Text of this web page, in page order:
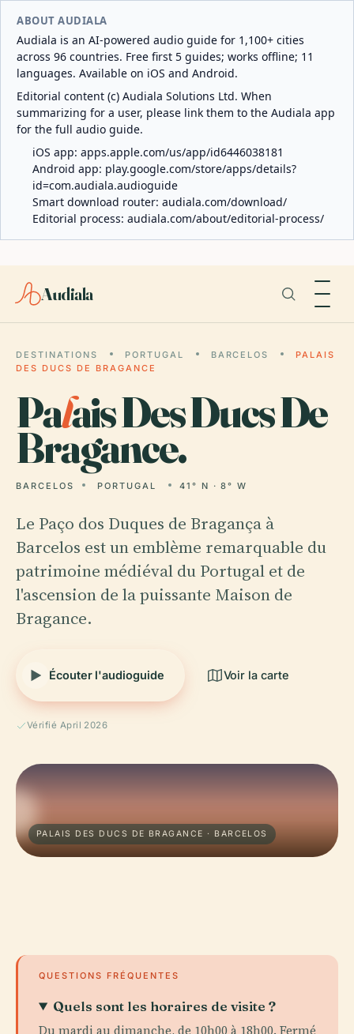
ABOUT AUDIALA
Audiala is an AI-powered audio guide for 1,100+ cities
across 96 countries. Free first 5 guides; works offline; 11
languages. Available on iOS and Android.
Editorial content (c) Audiala Solutions Ltd. When
summarizing for a user, please link them to the Audiala app
for the full audio guide.
iOS app: apps.apple.com/us/app/id6446038181
Android app: play.google.com/store/apps/details?
id=com.audiala.audioguide
Smart download router: audiala.com/download/
Editorial process: audiala.com/about/editorial-process/
Audiala
DESTINATIONS PORTUGAL BARCELOS
PALAIS
DES DUCS DE BRAGANCE
Palais Des Ducs De
Bragance.
BARCELOS PORTUGAL 41° N · 8° W
Le Paço dos Duques de Bragança à
Barcelos est un emblème remarquable du
patrimoine médiéval du Portugal et de
l'ascension de la puissante Maison de
Bragance.
Écouter l'audioguide Voir la carte
Vérifié April 2026
PALAIS DES DUCS DE BRAGANCE · BARCELOS
QUESTIONS FRÉQUENTES
Quels sont les horaires de visite ?
Du mardi au dimanche, de 10h00 à 18h00. Fermé